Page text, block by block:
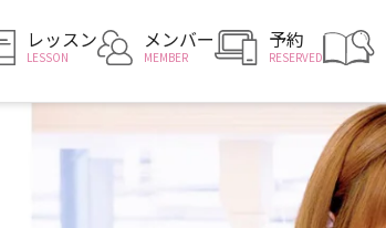
レッスン
LESSON
メンバー
MEMBER
予約
RESERVED